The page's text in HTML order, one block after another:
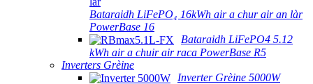
Bataraidh LiFePO₄ 16kWh air a chur air an làr
PowerBase 16
Bataraidh LiFePO4 5.12
kWh air a chuir air raca PowerBase R5
Inverters Grèine
Inverter Grèine 5000W